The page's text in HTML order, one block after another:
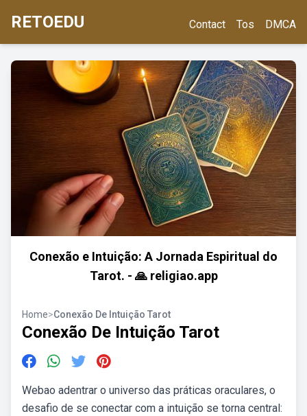
RETOEDU Contact Tos DMCA
Conexão e Intuição: A Jornada Espiritual do
Tarot. - 🙏 religiao.app
Home>Conexão De Intuição Tarot
Conexão De Intuição Tarot
Webao adentrar o universo das práticas oraculares, o
desafio de se conectar com a intuição se torna central: